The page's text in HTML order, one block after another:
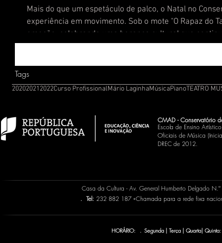
Mais do que um espetáculo de palco, o Natal no Conservatório de Música e Artes do Dão (CMAD) foi vivido como uma
experiência em movimento. Sob o mote "O Rapaz do
emoção, celebrando uma herança cultural que
Tags
202020212022Curso ProfissionalMário LaginhaMúsicaPianoTEATRO
CMAD - Conservatório
Escola de Ensino
Oficiais de Música
DREC de 2012.
Casa da Cultura - Av. General Humberto Delgado
. Tel: 232 882 187 «Chamada para a rede fixa
HORÁRIO: . Segunda | Terça | Quarta|